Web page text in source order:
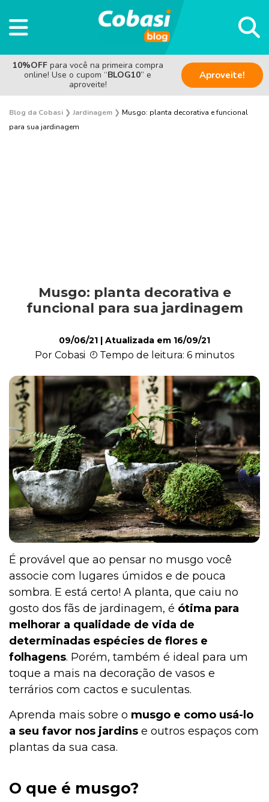
10%OFF para você na primeira compra
online! Use o cupom “BLOG10” e
aproveite!
Aproveite!
Blog da Cobasi ❯ Jardinagem ❯ Musgo: planta decorativa e funcional
para sua jardinagem
Cultivo e Manutenção
Cachorro
Gato
Outros Pets
Casa & Piscina
Jardinagem
Institucional
Musgo: planta decorativa e
funcional para sua jardinagem
09/06/21 | Atualizada em 16/09/21
Por Cobasi Tempo de leitura: 6 minutos
É provável que ao pensar no musgo você
associe com lugares úmidos e de pouca
sombra. E está certo! A planta, que caiu no
gosto dos fãs de jardinagem, é ótima para
melhorar a qualidade de vida de
determinadas espécies de flores e
folhagens. Porém, também é ideal para um
toque a mais na decoração de vasos e
terrários com cactos e suculentas.
Aprenda mais sobre o musgo e como usá-lo
a seu favor nos jardins e outros espaços com
plantas da sua casa.
O que é musgo?